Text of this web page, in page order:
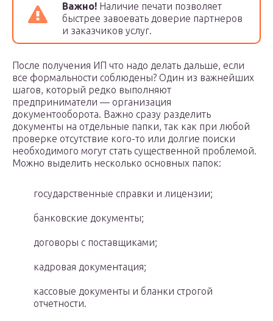
Важно! Наличие печати позволяет
быстрее завоевать доверие партнеров
и заказчиков услуг.
После получения ИП что надо делать дальше, если
все формальности соблюдены? Один из важнейших
шагов, который редко выполняют
предприниматели — организация
документооборота. Важно сразу разделить
документы на отдельные папки, так как при любой
проверке отсутствие кого-то или долгие поиски
необходимого могут стать существенной проблемой.
Можно выделить несколько основных папок:
государственные справки и лицензии;
банковские документы;
договоры с поставщиками;
кадровая документация;
кассовые документы и бланки строгой
отчетности.